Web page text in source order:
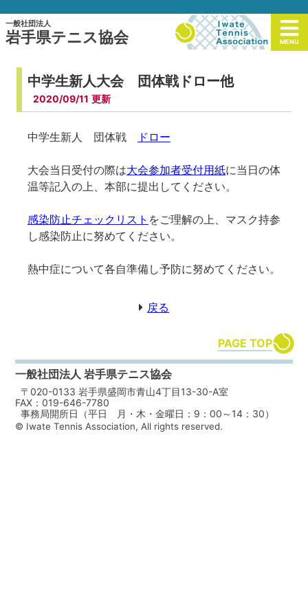
一般社団法人
岩手県テニス協会 MENU
中学生新人大会 団体戦ドロー他
2020/09/11
中学生新人 団体戦 ドロー
大会当日受付の際は大会参加者受付用紙に当日の体
温等記入の上、本部に提出してください。
感染防止チェックリスト をご理解の上、マスク持参
し感染防止に努めてください。
熱中症について各自準備し予防に努めてください。
戻る
PAGE TOP
一般社団法人 岩手県テニス協会
〒020-0133 岩手県盛岡市青山4丁目13-30-A室
FAX：019-646-7780
事務局開所日（平日 月・木・金曜日：9：00～14：30）
© Iwate Tennis Association, All rights reserved.